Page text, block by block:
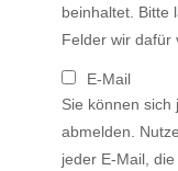
beinhaltet. Bitte
Felder wir dafür
E-Mail
Sie können sich
abmelden.
jeder E-Mail,